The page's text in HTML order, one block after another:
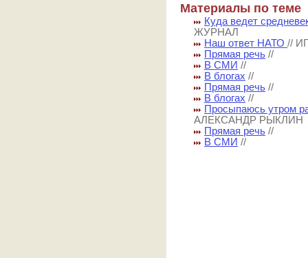
Материалы по теме
Куда ведет
ЖУРНАЛ
Наш ответ НАТО //
Прямая речь //
В СМИ //
В блогах //
Прямая речь //
В блогах //
Просыпаюсь утром
АЛЕКСАНДР РЫКЛИН
Прямая речь //
В СМИ //